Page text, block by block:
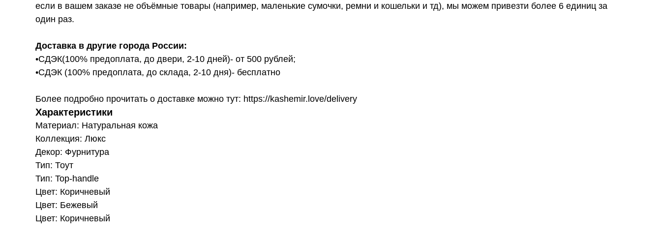
если в вашем заказе не объёмные товары (например, маленькие сумочки, ремни и кошельки и тд), мы можем привезти более 6 единиц за
один раз.
Доставка в другие города России:
•СДЭК(100% предоплата, до двери, 2-10 дней)- от 500 рублей;
•СДЭК (100% предоплата, до склада, 2-10 дня)- бесплатно
Более подробно прочитать о доставке можно тут: https://kashemir.love/delivery
Характеристики
Материал: Натуральная кожа
Коллекция: Люкс
Декор: Фурнитура
Тип: Тоут
Тип: Top-handle
Цвет: Коричневый
Цвет: Бежевый
Цвет: Коричневый